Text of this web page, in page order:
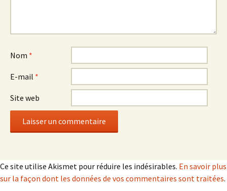
Nom *
E-mail *
Site web
Ce site utilise Akismet pour réduire les indésirables. En savoir plus
sur la façon dont les données de vos commentaires sont traitées.